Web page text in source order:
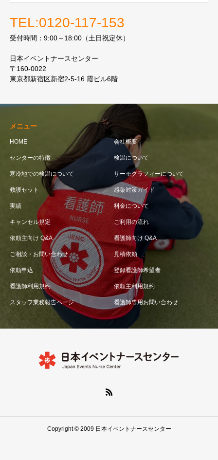
TEL:0120-117-153
受付時間：9:00～18:00（土日祝定休）
日本イベントナースセンター
〒160-0022
東京都新宿区新宿2-5-16 霞ビル6階
メニュー
HOME 会社概要
センターの特徴 検温について
寒冷地での検温について サーモグラフィーについて
救護セット 感染対策ガイド
実績 料金について
キャンセル規定 ご利用の流れ
依頼主向け Q&A 看護師向け Q&A
ご相談・お問い合わせ 見積依頼
依頼申込 登録看護師希望者
看護師利用規約 依頼主利用規約
スタッフ業務報告ページ 看護師専用お問い合わせ
Copyright © 2009 日本イベントナースセンター